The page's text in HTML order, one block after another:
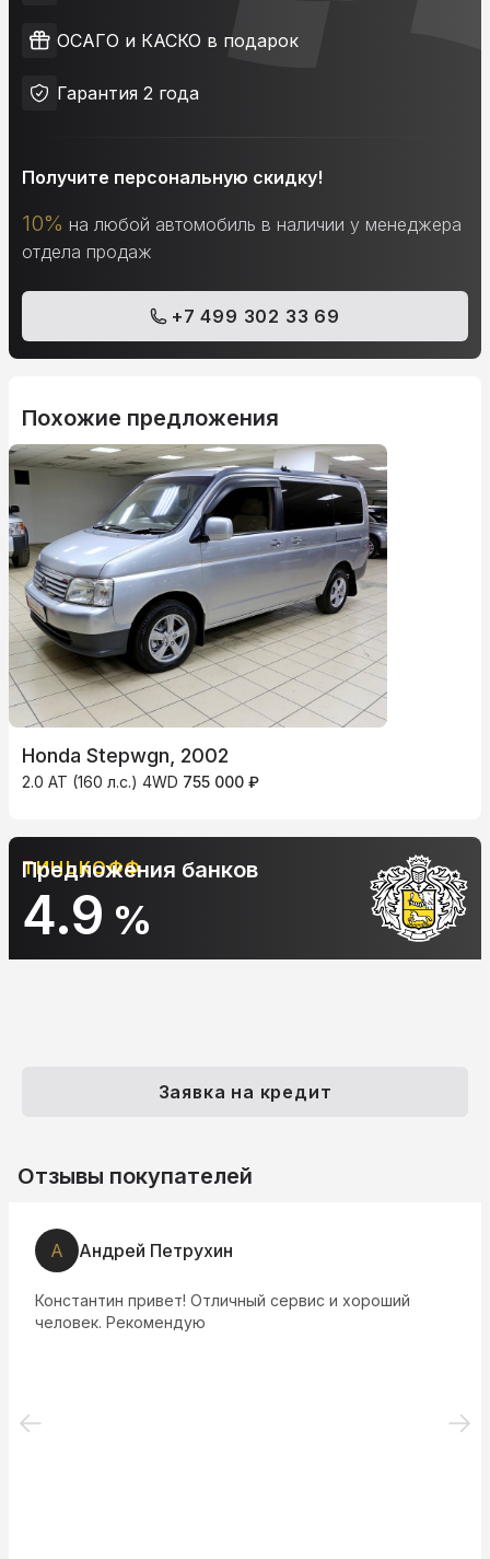
ОСАГО и КАСКО в подарок
Гарантия 2 года
Получите персональную скидку!
10% на любой автомобиль в наличии у менеджера
отдела продаж
+7 499 302 33 69
Похожие предложения
Honda Stepwgn, 2002
2.0 AT (160 л.с.) 4WD 755 000 ₽
ТИНЬКОФФ
4.9 %
Предложения банков
Заявка на кредит
Отзывы покупателей
А Андрей Петрухин
Константин привет! Отличный сервис и хороший
человек. Рекомендую